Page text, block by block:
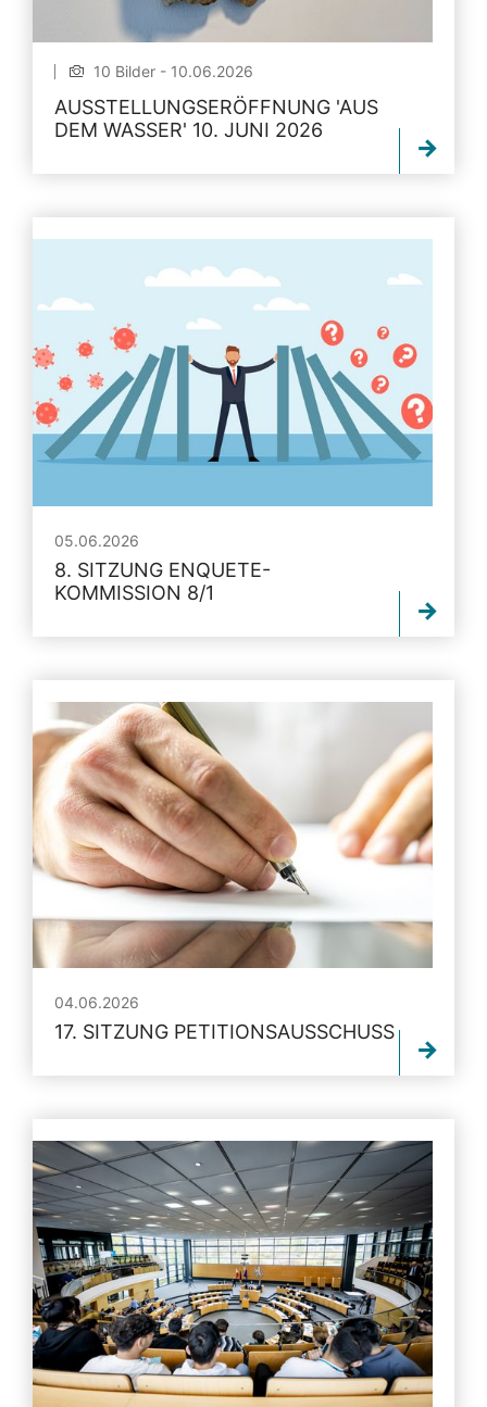
10 Bilder - 10.06.2026
AUSSTELLUNGSERÖFFNUNG 'AUS
DEM WASSER' 10. JUNI 2026
05.06.2026
8. SITZUNG ENQUETE-
KOMMISSION 8/1
04.06.2026
17. SITZUNG PETITIONSAUSSCHUSS